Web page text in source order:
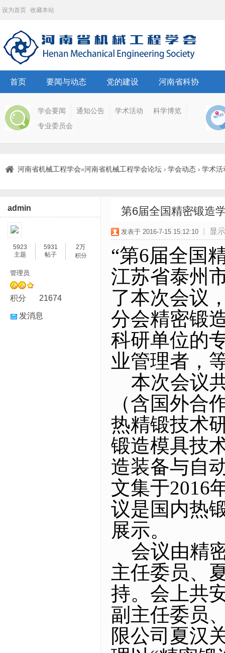
设为首页 收藏本站
首页 要闻与动态 党的建设 河南省科协
学会要闻 通知公告 学术活动
科学博览
专业委员会
河南省机械工程学会»河南省机械工程学会论坛 › 学会动态 › 学术活
admin
5923
主题
5931
帖子
2万
积分
管理员
积分 21674
发消息
第6届全国精密锻造
发表于 2016-7-15 15:12:10 显
“第6届全国
江苏省泰州
了本次会议
分会精密锻
科研单位的
业管理者，
本次会议
（含国外合
热精锻技术
锻造模具技
造装备与自
文集于2016
议是国内热
展示。
会议由精
主任委员、
持。会上共
副主任委员
限公司夏汉